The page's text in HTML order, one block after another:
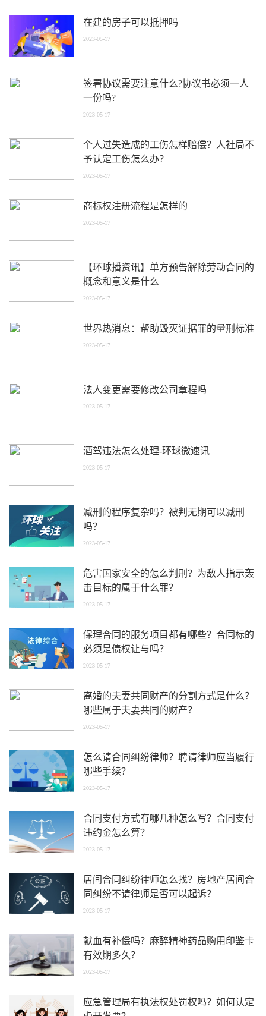
在建的房子可以抵押吗
2023-05-17
签署协议需要注意什么?协议书必须一人
一份吗?
2023-05-17
个人过失造成的工伤怎样赔偿？人社局不
予认定工伤怎么办？
2023-05-17
商标权注册流程是怎样的
2023-05-17
【环球播资讯】单方预告解除劳动合同的
概念和意义是什么
2023-05-17
世界热消息：帮助毁灭证据罪的量刑标准
2023-05-17
法人变更需要修改公司章程吗
2023-05-17
酒驾违法怎么处理-环球微速讯
2023-05-17
减刑的程序复杂吗？被判无期可以减刑
吗？
2023-05-17
危害国家安全的怎么判刑？为敌人指示轰
击目标的属于什么罪？
2023-05-17
保理合同的服务项目都有哪些？合同标的
必须是债权让与吗？
2023-05-17
离婚的夫妻共同财产的分割方式是什么？
哪些属于夫妻共同的财产？
2023-05-17
怎么请合同纠纷律师？聘请律师应当履行
哪些手续？
2023-05-17
合同支付方式有哪几种怎么写？合同支付
违约金怎么算？
2023-05-17
居间合同纠纷律师怎么找？房地产居间合
同纠纷不请律师是否可以起诉？
2023-05-17
献血有补偿吗？麻醉精神药品购用印鉴卡
有效期多久？
2023-05-17
应急管理局有执法权处罚权吗？如何认定